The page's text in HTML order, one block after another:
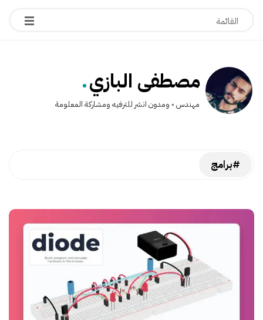
مصطفى البازي.
مهندس ◦ ومدون انشر للترفيه ومشاركة المعلومة
#برامج